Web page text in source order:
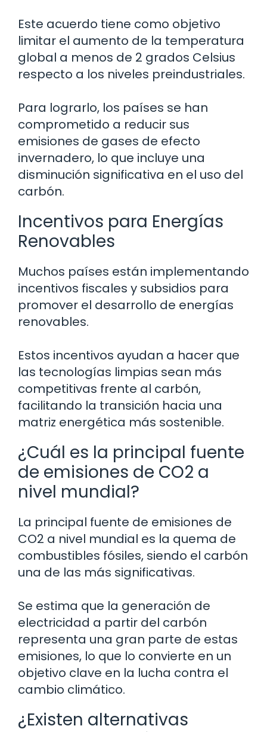
Este acuerdo tiene como objetivo
limitar el aumento de la temperatura
global a menos de 2 grados Celsius
respecto a los niveles preindustriales.
Para lograrlo, los países se han
comprometido a reducir sus
emisiones de gases de efecto
invernadero, lo que incluye una
disminución significativa en el uso del
carbón.
Incentivos para Energías
Renovables
Muchos países están implementando
incentivos fiscales y subsidios para
promover el desarrollo de energías
renovables.
Estos incentivos ayudan a hacer que
las tecnologías limpias sean más
competitivas frente al carbón,
facilitando la transición hacia una
matriz energética más sostenible.
¿Cuál es la principal fuente
de emisiones de CO2 a
nivel mundial?
La principal fuente de emisiones de
CO2 a nivel mundial es la quema de
combustibles fósiles, siendo el carbón
una de las más significativas.
Se estima que la generación de
electricidad a partir del carbón
representa una gran parte de estas
emisiones, lo que lo convierte en un
objetivo clave en la lucha contra el
cambio climático.
¿Existen alternativas